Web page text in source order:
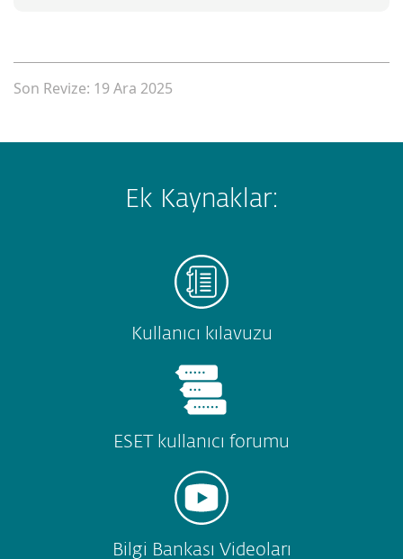
Son Revize: 19 Ara 2025
Ek Kaynaklar:
Kullanıcı kılavuzu
ESET kullanıcı forumu
Bilgi Bankası Videoları